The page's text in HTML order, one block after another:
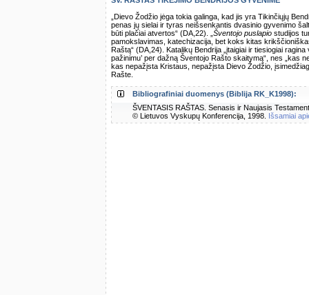
„Dievo Žodžio jėga tokia galinga, kad jis yra Tikinčiųjų
penas jų sielai ir tyras neišsenkantis dvasinio gyvenimo
būti plačiai atvertos“ (DA,22). „ Šventojo puslapio studijos
pamokslavimas, katechizacija, bet koks kitas
Raštą“ (DA,24). Katalikų Bendrija „įtaigiai ir tiesiogiai
pažinimu’ per dažną Šventojo Rašto skaitymą“, nes „kas
kas nepažįsta Kristaus, nepažįsta Dievo Žodžio,
Rašte.
Bibliografiniai duomenys (Biblija RK_K1998):
ŠVENTASIS RAŠTAS. Senasis ir Naujasis
© Lietuvos Vyskupų Konferencija, 1998. Išsamiai